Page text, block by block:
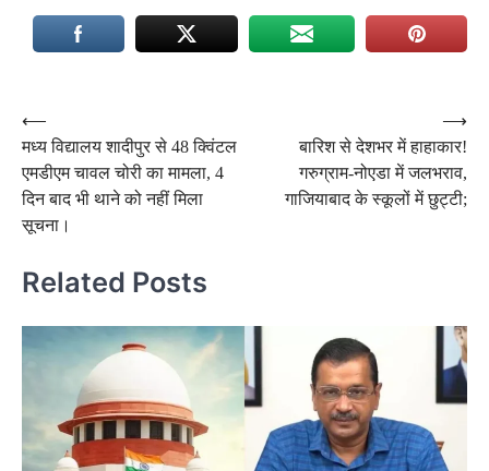
Post
navigation
⟵
मध्य विद्यालय शादीपुर से 48 क्विंटल
एमडीएम चावल चोरी का मामला, 4
दिन बाद भी थाने को नहीं मिला
सूचना।
बारिश से देशभर में हाहाकार!
गरुग्राम-नोएडा में जलभराव,
गाजियाबाद के स्कूलों में छुट्टी;
⟶
Related Posts